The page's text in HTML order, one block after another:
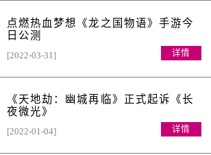
点燃热血梦想《龙之国物语》手游今
日公测
[2022-03-31] 详情
《天地劫：幽城再临》正式起诉《长
夜微光》
[2022-01-04] 详情